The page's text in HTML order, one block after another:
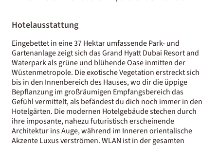
Hotelausstattung
Eingebettet in eine 37 Hektar umfassende Park- und
Gartenanlage zeigt sich das Grand Hyatt Dubai Resort and
Waterpark als grüne und blühende Oase inmitten der
Wüstenmetropole. Die exotische Vegetation erstreckt sich
bis in den Innenbereich des Hauses, wo dir die üppige
Bepflanzung im großräumigen Empfangsbereich das
Gefühl vermittelt, als befändest du dich noch immer in den
Hotelgärten. Die modernen Hotelgebäude stechen durch
ihre imposante, nahezu futuristisch erscheinende
Architektur ins Auge, während im Inneren orientalische
Akzente Luxus verströmen. WLAN ist in der gesamten